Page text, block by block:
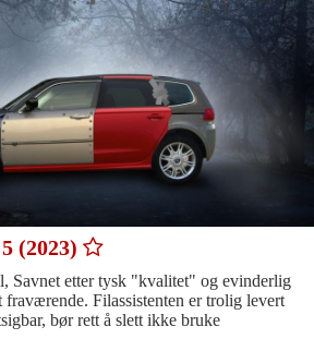
(2023)
Savnet etter tysk "kvalitet" og evinderlig
Filassistenten er trolig levert
bør rett å slett ikke bruke